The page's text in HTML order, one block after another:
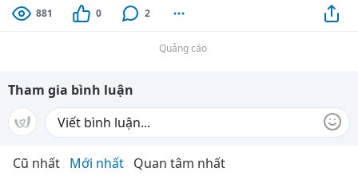
881 0 2
Quảng cáo
Tham gia bình luận
Cũ nhất Mới nhất Quan tâm nhất